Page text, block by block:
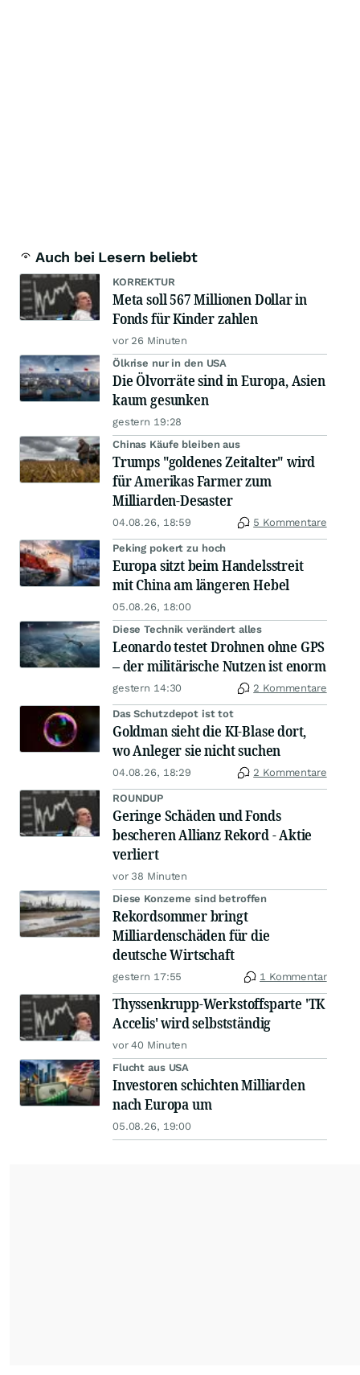
Auch bei Lesern beliebt
KORREKTUR
Meta soll 567 Millionen Dollar in
Fonds für Kinder zahlen
vor 26 Minuten
Ölkrise nur in den USA
Die Ölvorräte sind in Europa, Asien
kaum gesunken
gestern 19:28
Chinas Käufe bleiben aus
Trumps "goldenes Zeitalter" wird
für Amerikas Farmer zum
Milliarden-Desaster
04.08.26, 18:59 5 Kommentare
Peking pokert zu hoch
Europa sitzt beim Handelsstreit
mit China am längeren Hebel
05.08.26, 18:00
Diese Technik verändert alles
Leonardo testet Drohnen ohne GPS
– der militärische Nutzen ist enorm
gestern 14:30 2 Kommentare
Das Schutzdepot ist tot
Goldman sieht die KI-Blase dort,
wo Anleger sie nicht suchen
04.08.26, 18:29 2 Kommentare
ROUNDUP
Geringe Schäden und Fonds
bescheren Allianz Rekord - Aktie
verliert
vor 38 Minuten
Diese Konzerne sind betroffen
Rekordsommer bringt
Milliardenschäden für die
deutsche Wirtschaft
gestern 17:55 1 Kommentar
Thyssenkrupp-Werkstoffsparte 'TK
Accelis' wird selbstständig
vor 40 Minuten
Flucht aus USA
Investoren schichten Milliarden
nach Europa um
05.08.26, 19:00